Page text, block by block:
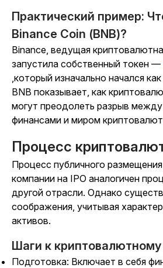
Практический пример:
Binance Coin (BNB)?
Binance, ведущая
запустила собственный токен —
,который изначально начался
BNB показывает, как
могут преодолеть разрыв
финансами и миром
Процесс
Процесс публичного
компании на IPO аналогичен
другой отрасли. Однако
соображения, учитывая
активов.
Шаги к криптовалютному
Подготовка: Включает в себя